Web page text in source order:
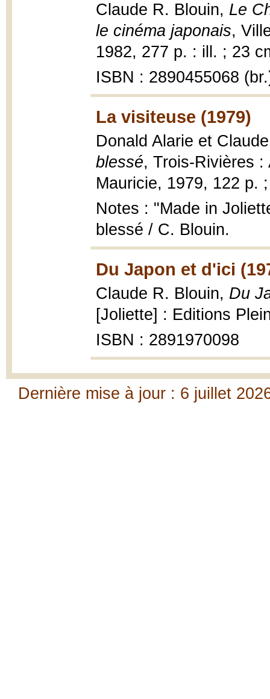
Claude R. Blouin, Le
le cinéma japonais,
1982, 277 p. : ill. ; 23
ISBN : 2890455068
La visiteuse (1979)
Donald Alarie et
blessé, Trois-Rivières
Mauricie, 1979, 122 p.
Notes : "Made in
blessé / C. Blouin.
Du Japon et d'ici
Claude R. Blouin, Du
[Joliette] : Editions
ISBN : 2891970098
Dernière mise à jour : 6 juillet